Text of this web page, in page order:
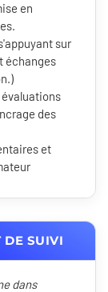
en
sur
échanges
des
et
DE SUIVI
dans